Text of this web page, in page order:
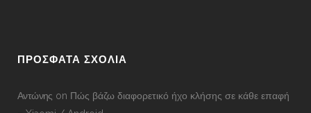
ΠΡΟΣΦΑΤΑ ΣΧΟΛΙΑ
Αντώνης on Πώς βάζω διαφορετικό ήχο κλήσης σε κάθε επαφή